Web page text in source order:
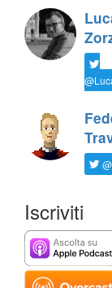
Luca
Zorzi
Iscriviti